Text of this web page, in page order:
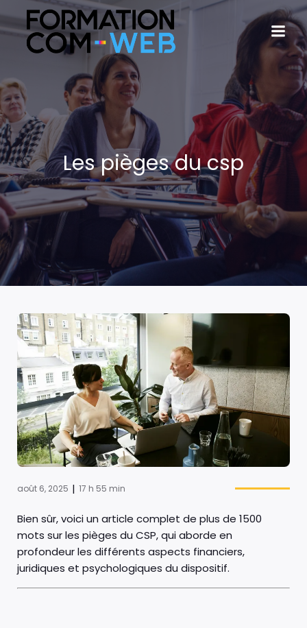
Les pièges du csp
août 6, 2025 | 17 h 55 min
Bien sûr, voici un article complet de plus de 1500
mots sur les pièges du CSP, qui aborde en
profondeur les différents aspects financiers,
juridiques et psychologiques du dispositif.